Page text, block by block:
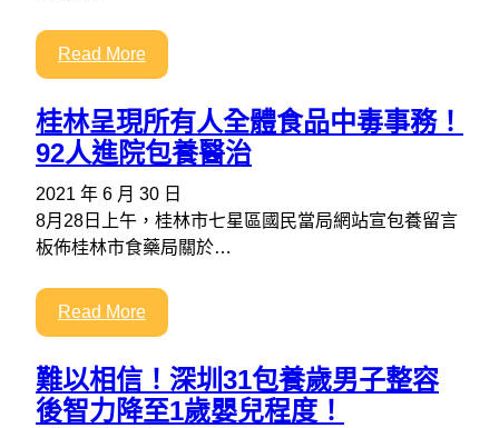
Read More
桂林呈現所有人全體食品中毒事務！
92人進院包養醫治
2021 年 6 月 30 日
8月28日上午，桂林市七星區國民當局網站宣包養留言
板佈桂林市食藥局關於…
Read More
難以相信！深圳31包養歲男子整容
後智力降至1歲嬰兒程度！